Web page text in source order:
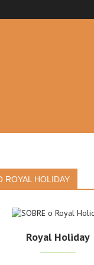
ROYAL HOLIDAY
Royal Holiday